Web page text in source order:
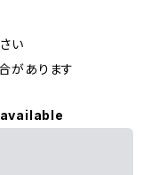
い
があります